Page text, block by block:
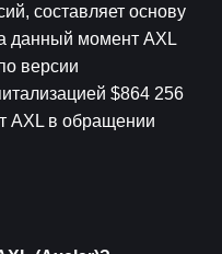
составляет основу
данный момент AXL
версии
$864 256
AXL в обращении